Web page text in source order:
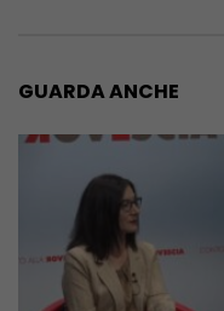
GUARDA ANCHE